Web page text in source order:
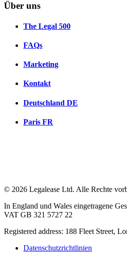
Über uns
The Legal 500
FAQs
Marketing
Kontakt
Deutschland DE
Paris FR
© 2026 Legalease Ltd. Alle Rechte
In England und Wales eingetragene
VAT GB 321 5727 22
Registered address: 188 Fleet Street,
Datenschutzrichtlinien